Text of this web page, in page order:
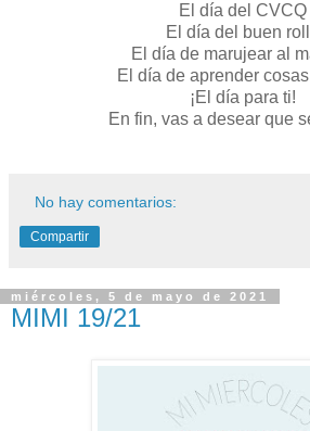
El día del CVCQ
El día del buen
El día de marujear al
El día de aprender
¡El día para ti!
En fin, vas a desear que
No hay comentarios:
Compartir
miércoles, 5 de mayo de 2021
MIMI 19/21